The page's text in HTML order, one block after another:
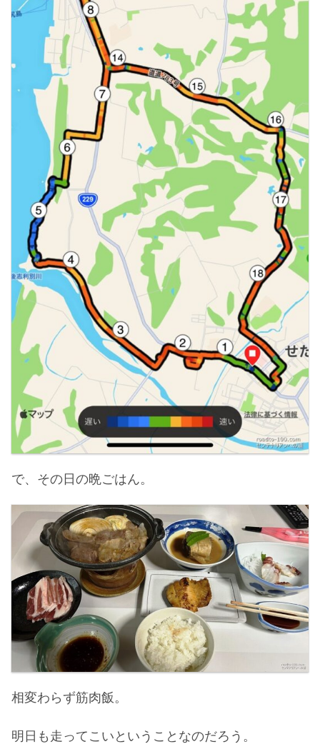
で、その日の晩ごはん。
相変わらず筋肉飯。
明日も走ってこいということなのだろう。